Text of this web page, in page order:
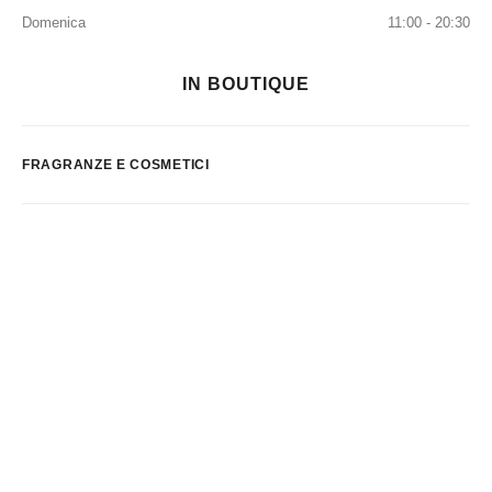
Domenica
11:00 - 20:30
IN BOUTIQUE
FRAGRANZE E COSMETICI